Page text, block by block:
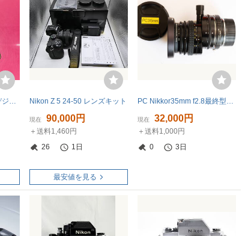
【充電器付き】ニコン デジタル一眼レフカメラ D3400 AF-P 18-55 VR レンズキット ブラック Nikon Z 5 24-50 レンズキット
現在 90,000円
＋送料1,460円
26
1日
最安値を見る
PC Nikkor35mm f2.8最終型とNikon-Leica-Mマウントアダプター付フィルター付GFXに最適
現在 32,000円
＋送料1,000円
0
3日